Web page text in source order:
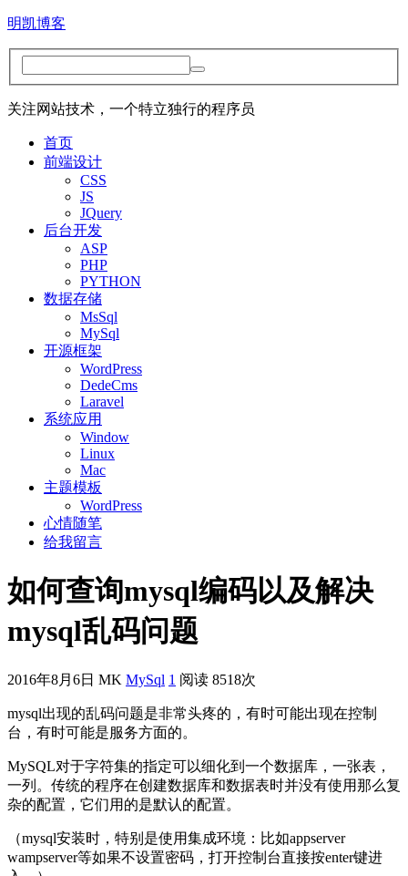
明凯博客
关注网站技术，一个特立独行的程序员
首页
前端设计
CSS
JS
JQuery
后台开发
ASP
PHP
PYTHON
数据存储
MsSql
MySql
开源框架
WordPress
DedeCms
Laravel
系统应用
Window
Linux
Mac
主题模板
WordPress
心情随笔
给我留言
如何查询mysql编码以及解决
mysql乱码问题
2016年8月6日 MK MySql 1 阅读 8518次
mysql出现的乱码问题是非常头疼的，有时可能出现在控制
台，有时可能是服务方面的。
MySQL对于字符集的指定可以细化到一个数据库，一张表，
一列。传统的程序在创建数据库和数据表时并没有使用那么复
杂的配置，它们用的是默认的配置。
（mysql安装时，特别是使用集成环境：比如appserver
wampserver等如果不设置密码，打开控制台直接按enter键进